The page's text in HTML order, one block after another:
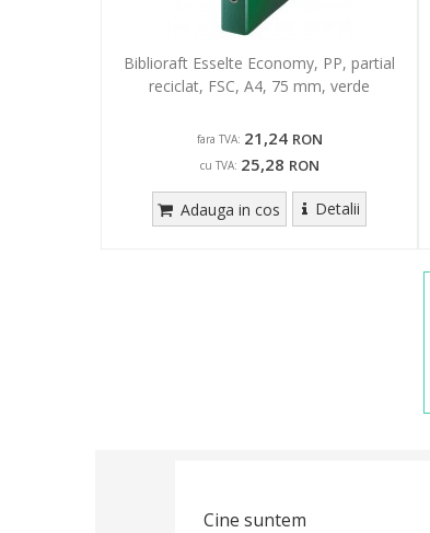
Biblioraft Esselte Economy, PP, partial
reciclat, FSC, A4, 75 mm, verde
fara TVA: 21,24 RON
cu TVA: 25,28 RON
Adauga in cos Detalii
Cine suntem